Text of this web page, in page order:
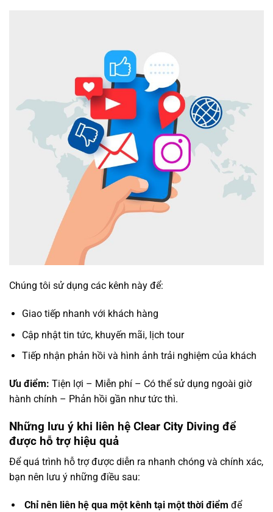
Chúng tôi sử dụng các kênh này để:
Giao tiếp nhanh với khách hàng
Cập nhật tin tức, khuyến mãi, lịch tour
Tiếp nhận phản hồi và hình ảnh trải nghiệm của khách
Ưu điểm: Tiện lợi – Miễn phí – Có thể sử dụng ngoài giờ
hành chính – Phản hồi gần như tức thì.
Những lưu ý khi liên hệ Clear City Diving để
được hỗ trợ hiệu quả
Để quá trình hỗ trợ được diễn ra nhanh chóng và chính xác,
bạn nên lưu ý những điều sau:
Chỉ nên liên hệ qua một kênh tại một thời điểm để